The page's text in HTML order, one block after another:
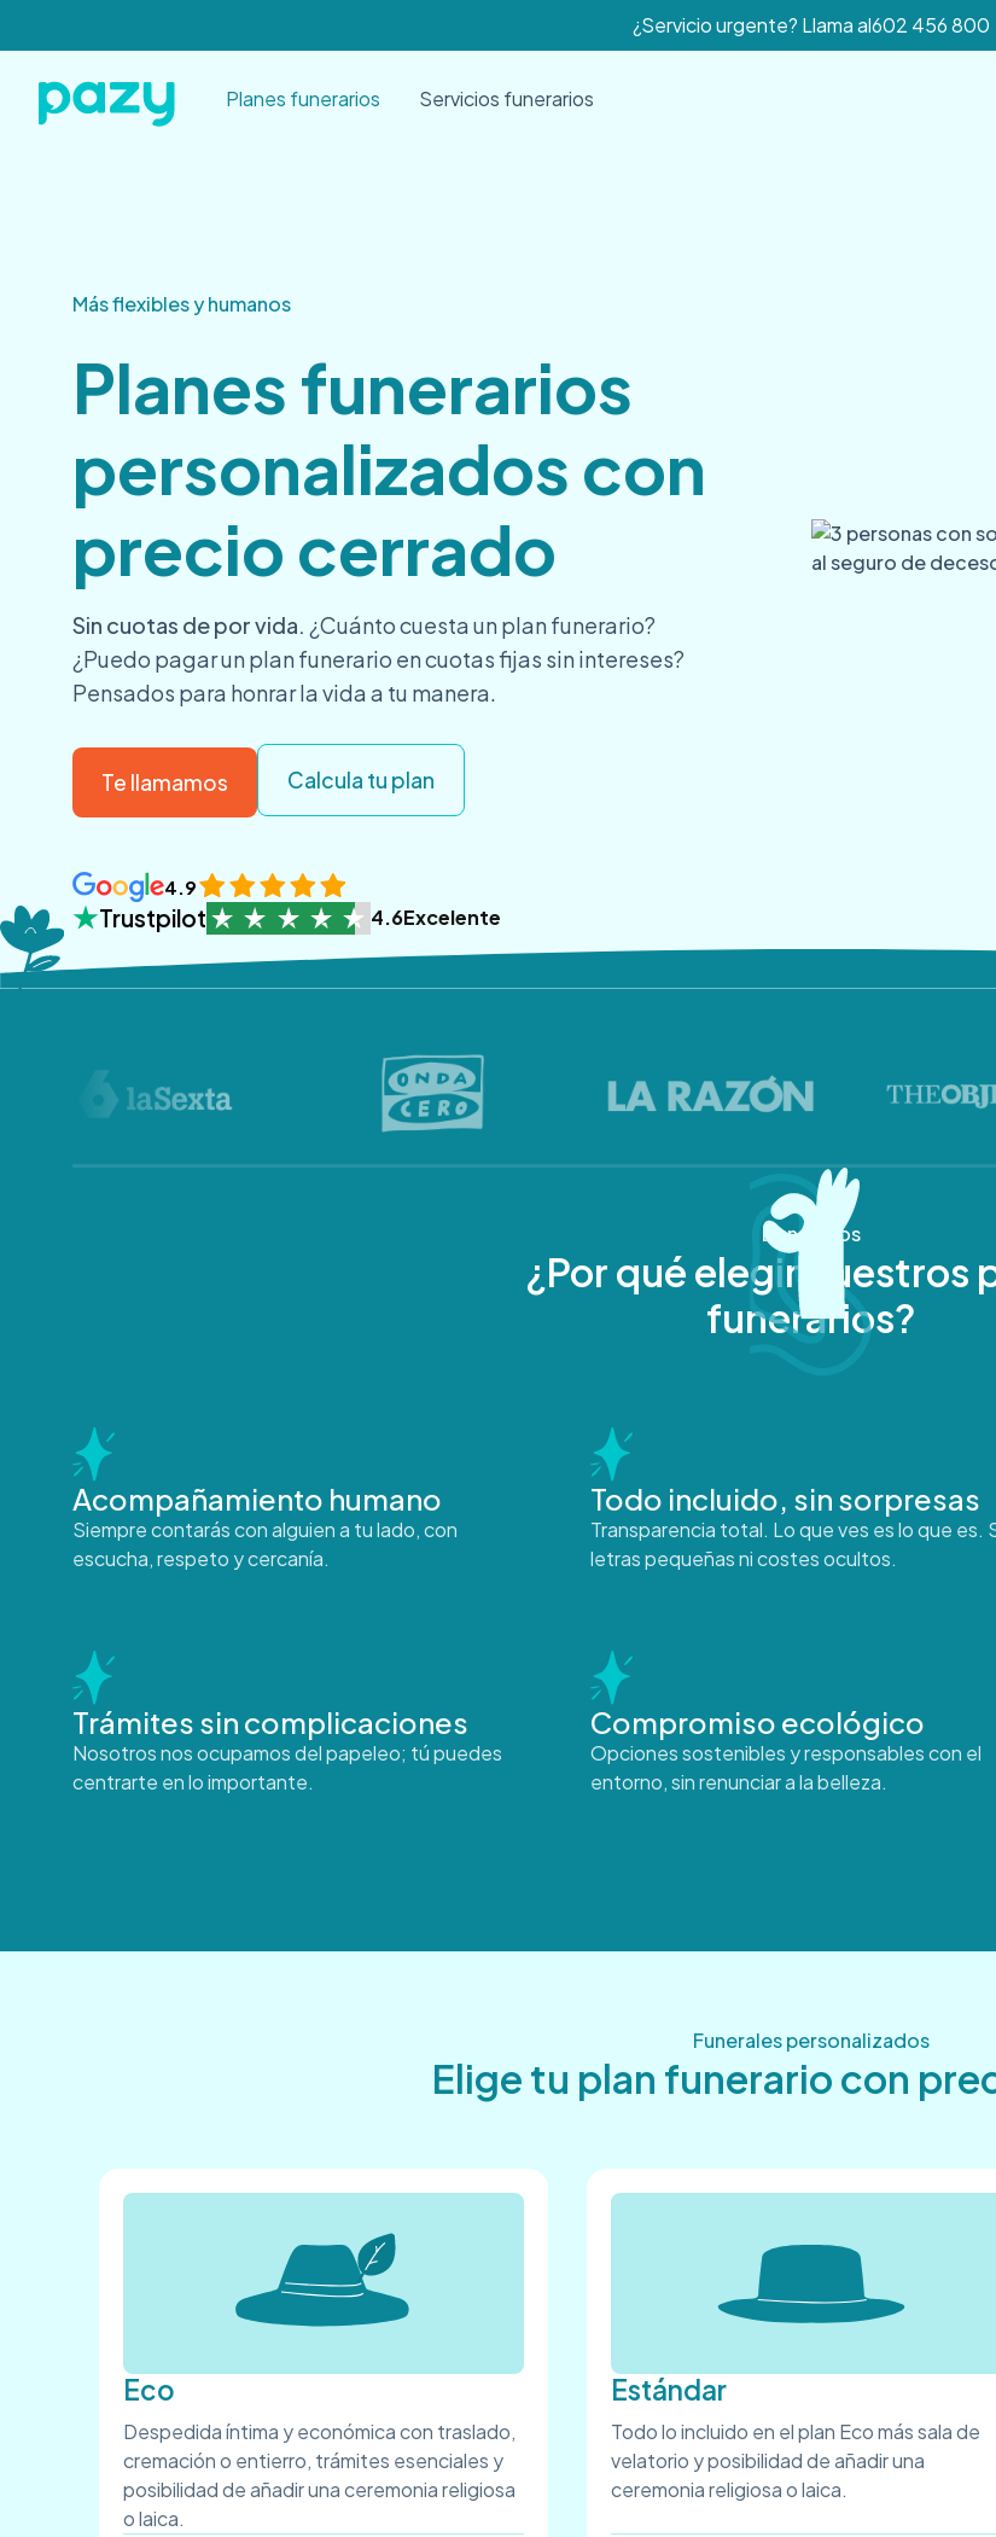
¿Servicio urgente? Llama al602 456 800
Planes funerarios Servicios funerarios
Más flexibles y humanos
Planes funerarios
personalizados con
precio cerrado
Sin cuotas de por vida. ¿Cuánto cuesta un plan funerario?
¿Puedo pagar un plan funerario en cuotas fijas sin intereses?
Pensados para honrar la vida a tu manera.
Te llamamos Calcula tu plan
4.9
Trustpilot 4.6Excelente
Beneficios
¿Por qué elegir nuestros
funerarios?
Acompañamiento humano
Siempre contarás con alguien a tu lado, con
escucha, respeto y cercanía.
Todo incluido, sin sorpresas
Transparencia total. Lo que ves es lo que es.
letras pequeñas ni costes ocultos.
Trámites sin complicaciones
Nosotros nos ocupamos del papeleo; tú puedes
centrarte en lo importante.
Compromiso ecológico
Opciones sostenibles y responsables con el
entorno, sin renunciar a la belleza.
Funerales personalizados
Elige tu plan funerario con
Eco
Despedida íntima y económica con traslado,
cremación o entierro, trámites esenciales y
posibilidad de añadir una ceremonia religiosa
o laica.
Estándar
Todo lo incluido en el plan Eco más sala de
velatorio y posibilidad de añadir una
ceremonia religiosa o laica.